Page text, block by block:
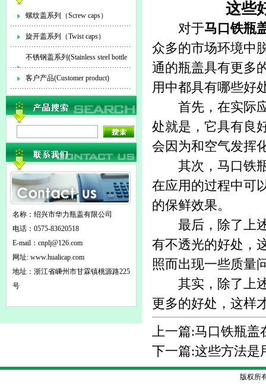
螺纹盖系列（Screw caps）
旋开盖系列（Twist caps）
不锈钢盖系列(Stainless steel bottle
cap)
客户产品(Customer product)
名称：绍兴市华力瓶盖有限公司
电话：0575-83620518
E-mail： cnplj@126.com
网址: www.hualicap.com
地址：浙江省嵊州市甘霖镇桃源路225
号
这些
对于马口铁瓶
众多的市场环境中
通的瓶盖具有更多
用中都具有哪些好
首先，在实际应
处就是，它具有良
会因为和空气发挥
其次，马口铁瓶
在应用的过程中可
的保鲜效果。
最后，除了上述
有不透光的好处，
照而出现一些质量
其实，除了上述
更多的好处，这样
上一篇:马口铁瓶盖
下一篇:这些方法是
版权所